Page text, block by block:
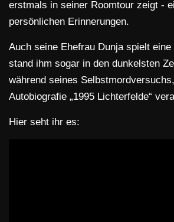
erstmals in seiner Roomtour zeigt -
persönlichen Erinnerungen.
Auch seine Ehefrau Dunja spielt
stand ihm sogar in den dunkelsten
während seines
Autobiografie „1995 Lichterfelde“
Hier seht ihr es: